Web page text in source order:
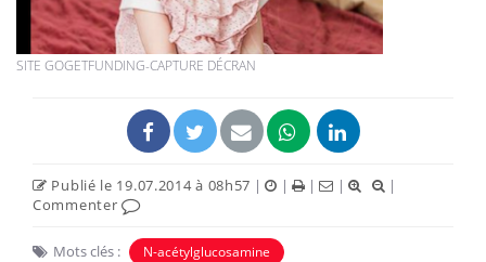
SITE GOGETFUNDING-CAPTURE DÉCRAN
Publié le 19.07.2014 à 08h57 | | | |
|
Commenter
Mots clés : N-acétylglucosamine